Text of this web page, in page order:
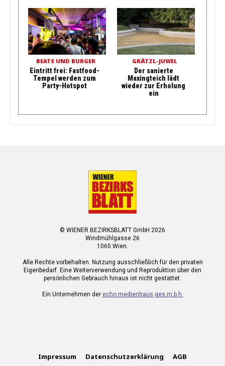
BEATS UND BURGER
Eintritt frei: Fastfood-
Tempel werden zum
Party-Hotspot
GRÄTZL-JUWEL
Der sanierte
Maxingteich lädt
wieder zur Erholung
ein
© WIENER BEZIRKSBLATT GmbH 2026
Windmühlgasse 26
1060 Wien.
Alle Rechte vorbehalten. Nutzung ausschließlich für den privaten
Eigenbedarf. Eine Weiterverwendung und Reproduktion über den
persönlichen Gebrauch hinaus ist nicht gestattet.
Ein Unternehmen der echo medienhaus ges.m.b.h.
Impressum Datenschutzerklärung AGB